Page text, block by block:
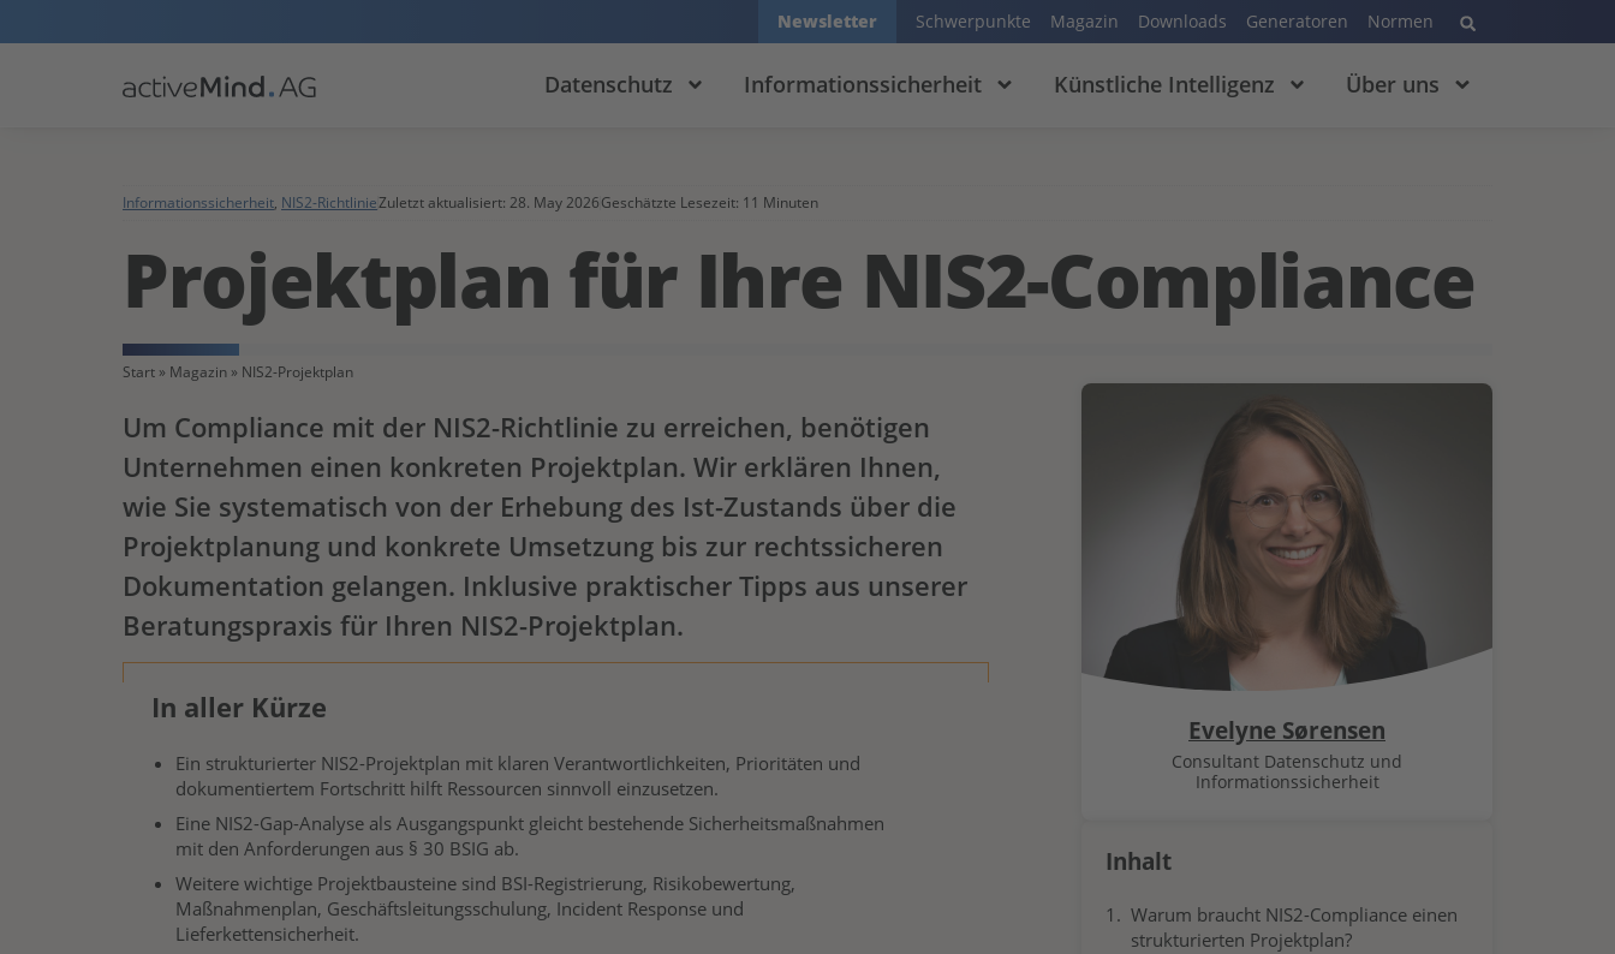
Newsletter Schwerpunkte Magazin Downloads Generatoren Normen
Datenschutz Informationssicherheit Künstliche Intelligenz Über uns
Informationssicherheit, NIS2-RichtlinieZuletzt aktualisiert: 28. May 2026Geschätzte Lesezeit: 11 Minuten
Projektplan für Ihre NIS2-Compliance
Start » Magazin » NIS2-Projektplan
Um Compliance mit der NIS2-Richtlinie zu erreichen, benötigen
Unternehmen einen konkreten Projektplan. Wir erklären Ihnen,
wie Sie systematisch von der Erhebung des Ist-Zustands über die
Projektplanung und konkrete Umsetzung bis zur rechtssicheren
Dokumentation gelangen. Inklusive praktischer Tipps aus unserer
Beratungspraxis für Ihren NIS2-Projektplan.
In aller Kürze
Ein strukturierter NIS2-Projektplan mit klaren Verantwortlichkeiten, Prioritäten und
dokumentiertem Fortschritt hilft Ressourcen sinnvoll einzusetzen.
Eine NIS2-Gap-Analyse als Ausgangspunkt gleicht bestehende Sicherheitsmaßnahmen
mit den Anforderungen aus § 30 BSIG ab.
Weitere wichtige Projektbausteine sind BSI-Registrierung, Risikobewertung,
Maßnahmenplan, Geschäftsleitungsschulung, Incident Response und
Lieferkettensicherheit.
Evelyne Sørensen
Consultant Datenschutz und
Informationssicherheit
Inhalt
Warum braucht NIS2-Compliance einen
strukturierten Projektplan?